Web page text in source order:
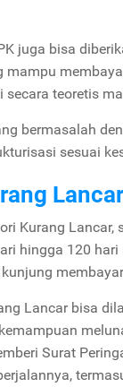
juga bisa
mampu
secara teoretis
bermasalah
sesuai
Lancar
Kurang
hingga 120
Lancar bisa
Surat